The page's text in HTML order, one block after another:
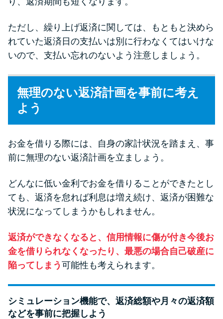
ただし、繰り上げ返済に関しては、もともと決めら
れていた返済日の支払いは別に行わなくてはいけな
いので、支払い忘れのないよう注意しましょう。
無理のない返済計画を事前に考え
よう
お金を借りる際には、自身の家計状況を踏まえ、事
前に無理のない返済計画を立ましょう。
どんなに低い金利でお金を借りることができたとし
ても、返済を怠れば利息は増え続け、返済が困難な
状況になってしまうかもしれません。
返済ができなくなると、信用情報に傷が付き今後お
金を借りられなくなったり、最悪の場合自己破産に
陥ってしまう 可能性も考えられます。
シミュレーション機能で、返済総額や月々の返済額
などを事前に把握しよう